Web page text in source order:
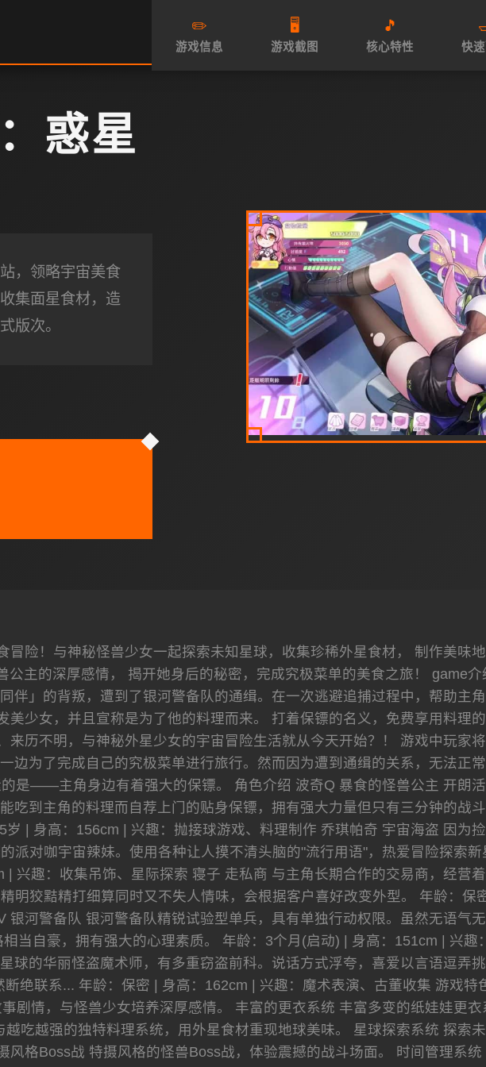
✏️
游戏信息
🖥️
游戏截图
🎵
核心特性 快
惑星
，领略宇宙美食
集面星食材，造
版次。
冒险！与神秘怪兽少女一起探索未知星球，收集珍稀外星食材， 制作美味
公主的深厚感情， 揭开她身后的秘密，完成究极菜单的美食之旅！ game
伴」的背叛，遭到了银河警备队的通缉。在一次逃避追捕过程中，帮助主
美少女，并且宣称是为了他的料理而来。 打着保镖的名义，免费享用料理
来历不明，与神秘外星少女的宇宙冒险生活就从今天开始？！ 游戏中玩家
边为了完成自己的究极菜单进行旅行。然而因为遭到通缉的关系，无法正
是——主角身边有着强大的保镖。 角色介绍 波奇Q 暴食的怪兽公主 开朗
吃到主角的料理而自荐上门的贴身保镖，拥有强大力量但只有三分钟的战
岁 | 身高：156cm | 兴趣：抛接球游戏、料理制作 乔琪帕奇 宇宙海盗 因为
派对咖宇宙辣妹。使用各种让人摸不清头脑的"流行用语"，热爱冒险探索新
| 兴趣：收集吊饰、星际探索 寝子 走私商 与主角长期合作的交易商，经营
明狡黠精打细算同时又不失人情味，会根据客户喜好改变外型。 年龄：保
银河警备队 银河警备队精锐试验型单兵，具有单独行动权限。虽然无语气
相当自豪，拥有强大的心理素质。 年龄：3个月(启动) | 身高：151cm | 兴趣
球的华丽怪盗魔术师，有多重窃盗前科。说话方式浮夸，喜爱以言语逗弄
绝联系... 年龄：保密 | 身高：162cm | 兴趣：魔术表演、古董收集 游戏特
剧情，与怪兽少女培养深厚感情。 丰富的更衣系统 丰富多变的纸娃娃更
越吃越强的独特料理系统，用外星食材重现地球美味。 星球探索系统 探索
风格Boss战 特摄风格的怪兽Boss战，体验震撼的战斗场面。 时间管理系